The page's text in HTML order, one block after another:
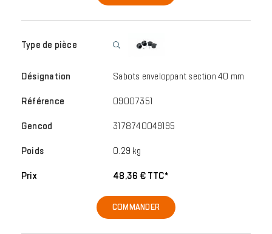
Sabots enveloppant section 40 mm
09007351
3178740049195
0.29 kg
48,36 € TTC*
COMMANDER